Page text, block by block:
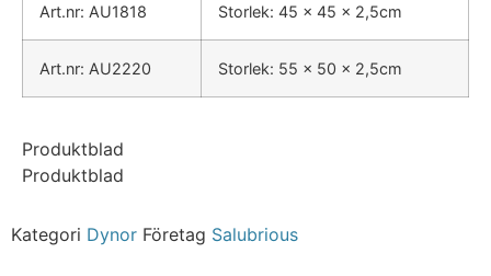
Art.nr: AU1818 Storlek: 45 x 45 x 2,5cm
Art.nr: AU2220 Storlek: 55 x 50 x 2,5cm
Produktblad
Produktblad
Kategori Dynor Företag Salubrious